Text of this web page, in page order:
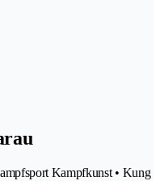
Kampfkunst • Kung